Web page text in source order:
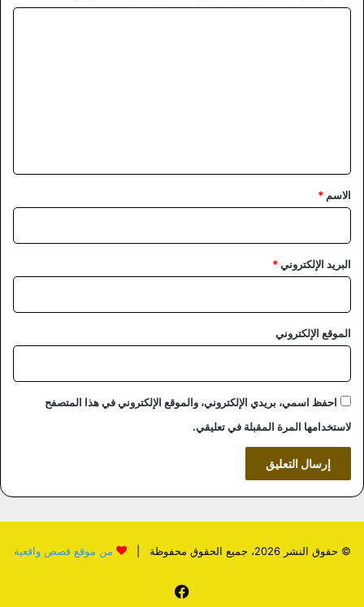
*
الاسم *
البريد الإلكتروني*
الموقع الإلكتروني
احفظ اسمي، بريدي الإلكتروني، والموقع الإلكتروني في هذا المتصفح
لاستخدامها المرة المقبلة في تعليقي.
© حقوق النشر 2026، جميع الحقوق محفوظة | من موقع قصص واقعية